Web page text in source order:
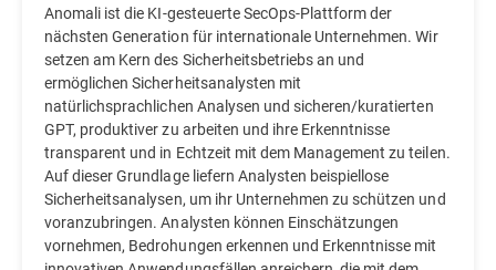
Anomali ist die KI-gesteuerte SecOps-Plattform der
nächsten Generation für internationale Unternehmen. Wir
setzen am Kern des Sicherheitsbetriebs an und
ermöglichen Sicherheitsanalysten mit
natürlichsprachlichen Analysen und sicheren/kuratierten
GPT, produktiver zu arbeiten und ihre Erkenntnisse
transparent und in Echtzeit mit dem Management zu teilen.
Auf dieser Grundlage liefern Analysten beispiellose
Sicherheitsanalysen, um ihr Unternehmen zu schützen und
voranzubringen. Analysten können Einschätzungen
vornehmen, Bedrohungen erkennen und Erkenntnisse mit